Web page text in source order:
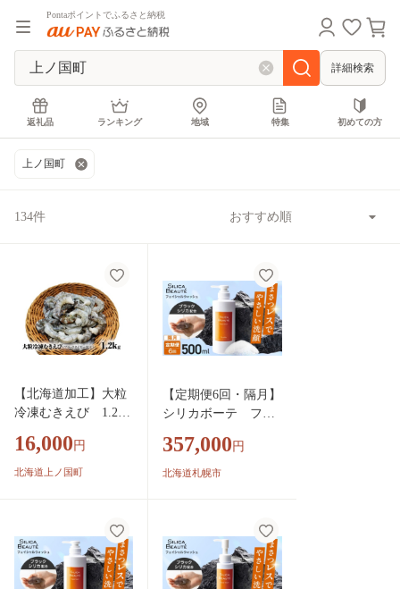
Pontaポイントでふるさと納税
詳細検索
返礼品 ランキング 地域 特集 初めての方
上ノ国町
134件
【北海道加工】大粒
冷凍むきえび 1.2㎏
使用、無添加・無保
水・下処理済み）
食品 エビ 海老
えび 大粒えび 大
粒エビ 大粒海老
人気 むきエビ む
16,000 円
北海道上ノ国町
【定期便6回・隔月】
シリカボーテ フェ
00ｍL | 洗顔 美容 肌
北海道 札幌市
357,000 円
北海道札幌市